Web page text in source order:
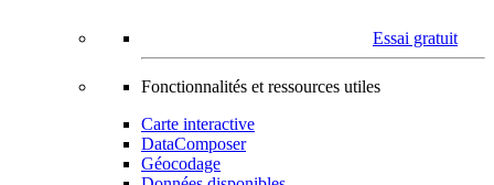
Essai gratuit
Fonctionnalités et ressources utiles
Carte interactive
DataComposer
Géocodage